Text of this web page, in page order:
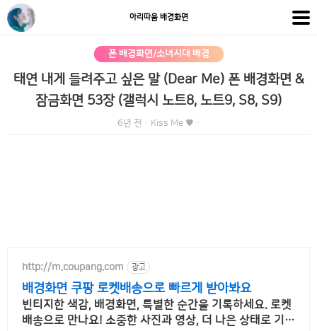
아리따움 배경화면
폰 배경화면/소녀시대 배경
태연 내게 들려주고 싶은 말 (Dear Me) 폰 배경화면 &
잠금화면 53장 (갤럭시 노트8, 노트9, S8, S9)
6년 전 · Kiss Me ♥ ·
http://m.coupang.com 광고
배경화면 쿠팡 로켓배송으로 빠르게 받아봐요
빈티지한 색감, 배경화면, 특별한 순간을 기록하세요. 로켓
배송으로 만나요! 소중한 사진과 영상, 더 나은 상태로 기록